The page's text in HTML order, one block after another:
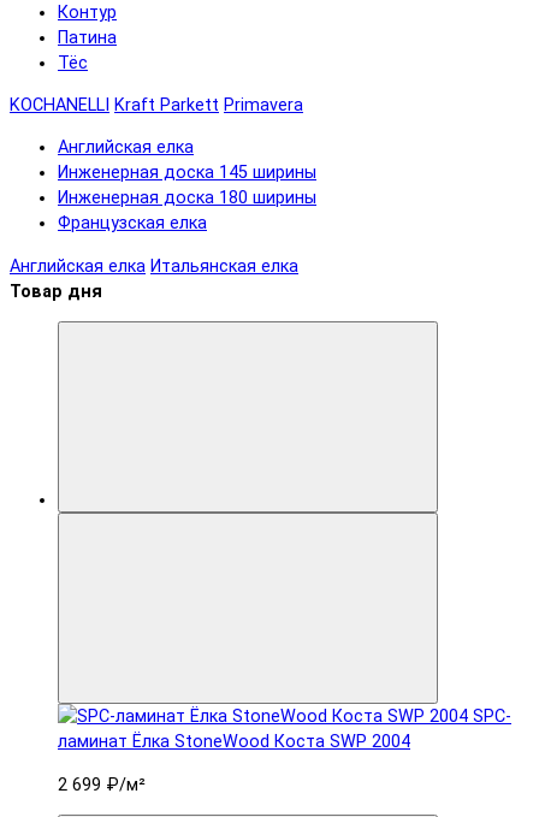
Контур
Патина
Тёс
KOCHANELLI Kraft Parkett Primavera
Английская елка
Инженерная доска 145 ширины
Инженерная доска 180 ширины
Французская елка
Английская елка Итальянская елка
Товар дня
SPC-
ламинат Ëлка StoneWood Коста SWP 2004
2 699 ₽/м²